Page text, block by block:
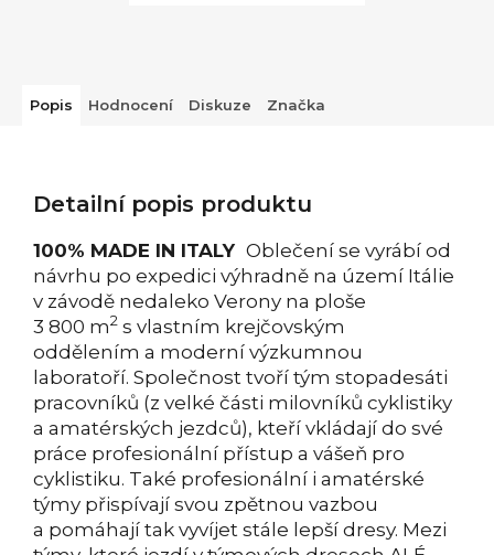
Popis Hodnocení Diskuze Značka
Detailní popis produktu
100% MADE IN ITALY Oblečení se vyrábí od
návrhu po expedici výhradně na území Itálie
v závodě nedaleko Verony na ploše
3 800 m2 s vlastním krejčovským
oddělením a moderní výzkumnou
laboratoří. Společnost tvoří tým stopadesáti
pracovníků (z velké části milovníků cyklistiky
a amatérských jezdců), kteří vkládají do své
práce profesionální přístup a vášeň pro
cyklistiku. Také profesionální i amatérské
týmy přispívají svou zpětnou vazbou
a pomáhají tak vyvíjet stále lepší dresy. Mezi